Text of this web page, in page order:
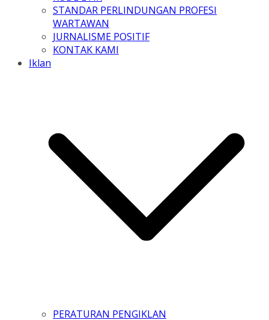
STANDAR PERLINDUNGAN PROFESI
WARTAWAN
JURNALISME POSITIF
KONTAK KAMI
Iklan
PERATURAN PENGIKLAN